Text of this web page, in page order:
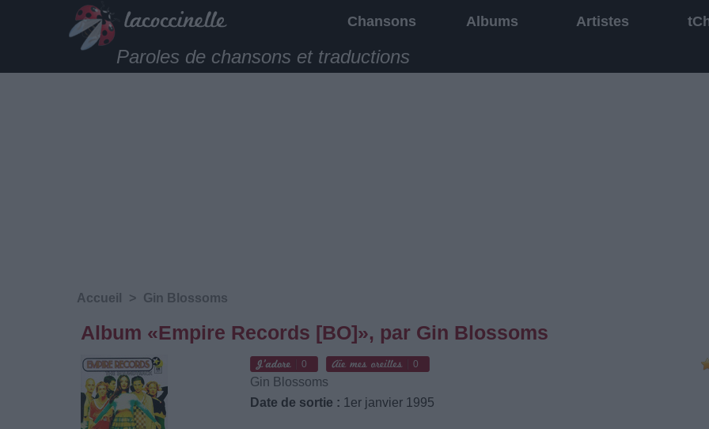
Chansons Albums Artistes
Paroles de chansons et traductions
Accueil > Gin Blossoms
Album «Empire Records [BO]», par Gin Blossoms
0 0
Gin Blossoms
Date de sortie : 1er janvier 1995